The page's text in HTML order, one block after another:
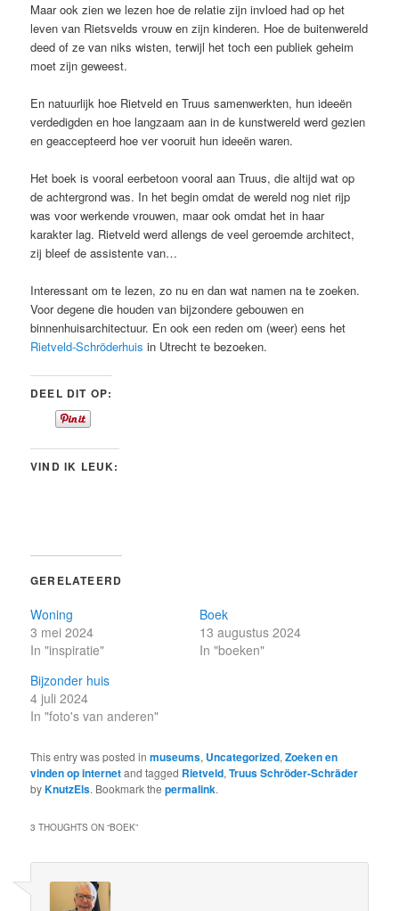
Maar ook zien we lezen hoe de relatie zijn invloed had op het
leven van Rietsvelds vrouw en zijn kinderen. Hoe de buitenwereld
deed of ze van niks wisten, terwijl het toch een publiek geheim
moet zijn geweest.
En natuurlijk hoe Rietveld en Truus samenwerkten, hun ideeën
verdedigden en hoe langzaam aan in de kunstwereld werd gezien
en geaccepteerd hoe ver vooruit hun ideeën waren.
Het boek is vooral eerbetoon vooral aan Truus, die altijd wat op
de achtergrond was. In het begin omdat de wereld nog niet rijp
was voor werkende vrouwen, maar ook omdat het in haar
karakter lag. Rietveld werd allengs de veel geroemde architect,
zij bleef de assistente van…
Interessant om te lezen, zo nu en dan wat namen na te zoeken.
Voor degene die houden van bijzondere gebouwen en
binnenhuisarchitectuur. En ook een reden om (weer) eens het
Rietveld-Schröderhuis in Utrecht te bezoeken.
DEEL DIT OP:
VIND IK LEUK:
GERELATEERD
Woning
3 mei 2024
In "inspiratie"
Boek
13 augustus 2024
In "boeken"
Bijzonder huis
4 juli 2024
In "foto's van anderen"
This entry was posted inmuseums, Uncategorized,Zoeken en
vinden op internetand tagged Rietveld,Truus Schröder-Schräder
byKnutzEls. Bookmark thepermalink.
3 THOUGHTS ON “BOEK”